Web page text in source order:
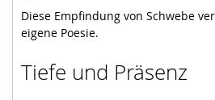
Diese Empfindung von Schwebe
eigene Poesie.
Tiefe und Präsenz